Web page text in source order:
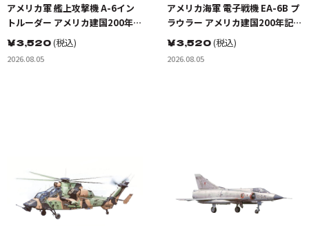
アメリカ軍 艦上攻撃機 A-6イン
トルーダー アメリカ建国200年記
念塗装機 2機セット 海兵隊VMA-
121 グリーンナイツ & 海軍 VA-
176 サンダーボルツ "Spirit of
￥3,520(税込)
2026.08.05
アメリカ海軍 電子戦機 EA-6B プ
ラウラー アメリカ建国200年記念
塗装機 2機セット VAQ-136 ガン
トレット&VAQ-134 ガルーダス
￥3,520(税込)
2026.08.05